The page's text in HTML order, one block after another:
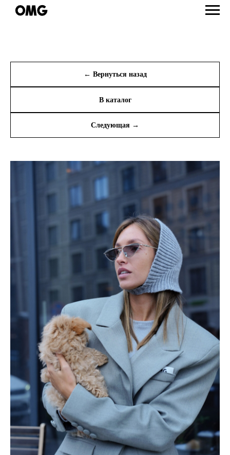
← Вернуться назад
В каталог
Следующая →